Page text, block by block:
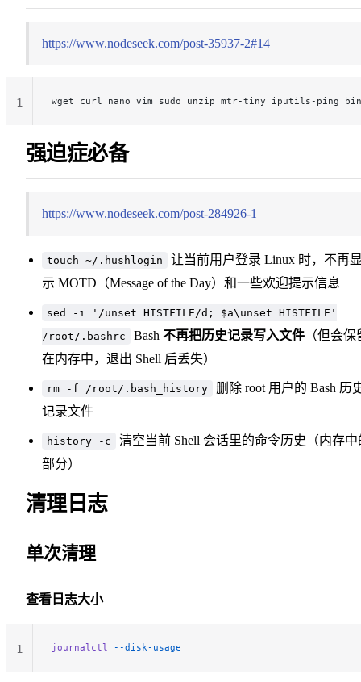
https://www.nodeseek.com/post-35937-2#14
wget curl nano vim sudo unzip mtr-tiny iputils-ping
1
强迫症必备
https://www.nodeseek.com/post-284926-1
touch ~/.hushlogin
让当前用户登录 Linux 时，不再
示 MOTD（Message of the Day）和一些欢迎提示信息
sed -i '/unset HISTFILE/d; $a\unset HISTFILE'
/root/.bashrc
Bash 不再把历史记录写入文件 （但会保
在内存中，退出 Shell 后丢失）
rm -f /root/.bash_history
删除 root 用户的 Bash 历
记录文件
history -c
清空当前 Shell 会话里的命令历史（内存中
部分）
清理日志
单次清理
查看日志大小
journalctl --disk-usage
1